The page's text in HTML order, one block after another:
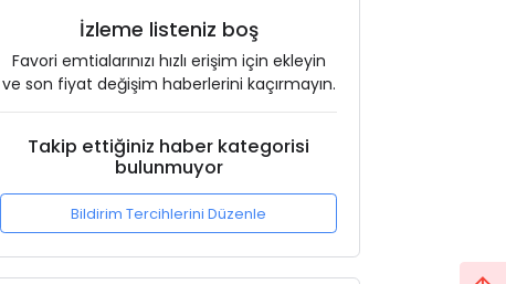
İzleme listeniz boş
Favori emtialarınızı hızlı erişim için ekleyin
ve son fiyat değişim haberlerini kaçırmayın.
Takip ettiğiniz haber kategorisi
bulunmuyor
Bildirim Tercihlerini Düzenle